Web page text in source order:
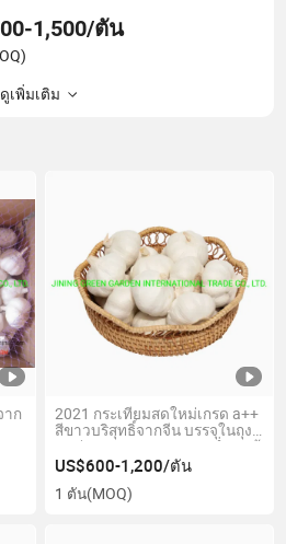
1,500/ตัน
ดูเพิ่มเติม
าก
2021 กระเทียมสดใหม่เกรด a++
สีขาวบริสุทธิ์จากจีน บรรจุในถุง
ตาข่าย คุณภาพสูง ราคาต่ำสุด ผู้
ผลิตโดยตรง
US$600-1,200/ตัน
1 ตัน(MOQ)